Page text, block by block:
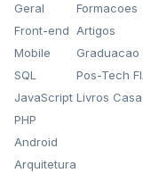
Geral
Front-end
Mobile
SQL
JavaScript
PHP
Android
Arquitetura
Formacoes
Artigos
Graduacao
Pos-Tech
Livros